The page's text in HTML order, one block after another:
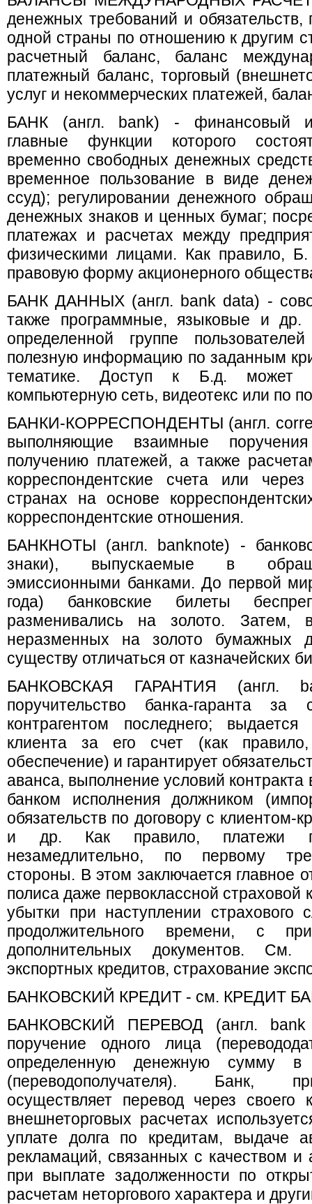
денежных требований и обязательств,
одной страны по отношению к другим
расчетный баланс, баланс
платежный баланс, торговый
услуг и некоммерческих платежей,
БАНК (англ. bank) - финансовый
главные функции которого
временно свободных денежных
временное пользование в виде
ссуд); регулировании денежного
денежных знаков и ценных бумаг;
платежах и расчетах между
физическими лицами. Как правило, Б.
правовую форму акционерного
БАНК ДАННЫХ (англ. bank data) -
также программные, языковые и др.
определенной группе
полезную информацию по заданным
тематике. Доступ к Б.д. может
компьютерную сеть, видеотекс или по
БАНКИ-КОРРЕСПОНДЕНТЫ (англ.
выполняющие взаимные
получению платежей, а также
корреспондентские счета или
странах на основе
корреспондентские отношения.
БАНКНОТЫ (англ. banknote) -
знаки), выпускаемые в
эмиссионными банками. До первой
года) банковские билеты
разменивались на золото. Затем,
неразменных на золото бумажных
существу отличаться от казначейских
БАНКОВСКАЯ ГАРАНТИЯ (англ.
поручительство банка-гаранта за
контрагентом последнего;
клиента за его счет (как
обеспечение) и гарантирует
аванса, выполнение условий
банком исполнения должником
обязательств по договору с клиентом-
и др. Как правило, платежи
незамедлительно, по первому
стороны. В этом заключается главное
полиса даже первоклассной
убытки при наступлении страхового
продолжительного времени, с
дополнительных документов. См.
экспортных кредитов, страхование
БАНКОВСКИЙ КРЕДИТ - см. КРЕДИТ
БАНКОВСКИЙ ПЕРЕВОД (англ. bank
поручение одного лица
определенную денежную сумму в
(переводополучателя). Банк,
осуществляет перевод через своего
внешнеторговых расчетах
уплате долга по кредитам, выдаче
рекламаций, связанных с качеством и
при выплате задолженности по
расчетам неторгового характера и